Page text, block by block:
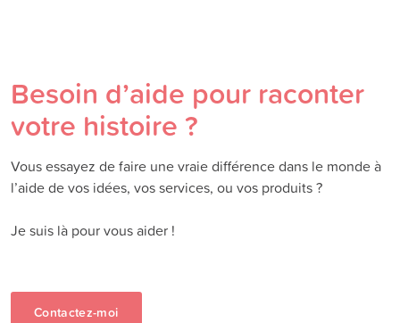
Besoin d’aide pour raconter
votre histoire ?
Vous essayez de faire une vraie différence dans le monde à
l’aide de vos idées, vos services, ou vos produits ?
Je suis là pour vous aider !
Contactez-moi